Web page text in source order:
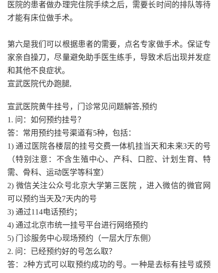
医院的患者做办理完住院手续之后，需要长时间的排队等待
才能有床位做手术。
第六是我们可以根据患者的需要，点名专家做手术。保证专
家亲自操刀，尽量避免助手医生练手，导致术后出现并发症
和其他不良症状。
宣武医院代办跑腿,
宣武医院黄牛挂号，门诊常见问题解答,预约
1. 问：如何预约挂号？
答：常用预约挂号渠道有5种，包括：
1) 通过医院各楼层的挂号交费一体机挂当天和未来3天的号
（特别注意：不含生殖中心、产科、口腔、计划生育、特
需、骨科、运动医学等科室）
2) 微信关注公众号北京大学第三医院 ，进入微信的微官网
可以预约当天及7天内的号
3) 通过114电话预约；
4) 通过北京市统一挂号平台进行网络预约
5) 门诊服务中心现场预约（一层大厅东侧）
2. 问：已经预约好的号怎么取？
答：2种方式可以取预约成功的号。一种是去标有挂号或预